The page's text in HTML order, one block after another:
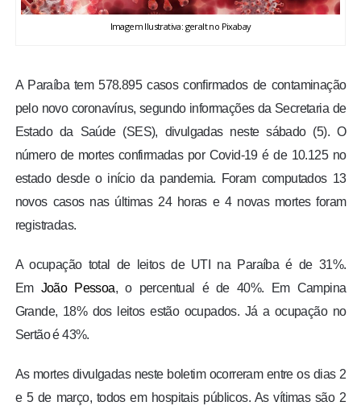
FOTOS
COLUNISTAS
Imagem Ilustrativa: geralt no Pixabay
A Paraíba tem 578.895 casos confirmados de contaminação
pelo novo coronavírus, segundo informações da Secretaria de
Estado da Saúde (SES), divulgadas neste sábado (5). O
número de mortes confirmadas por Covid-19 é de 10.125 no
estado desde o início da pandemia. Foram computados 13
novos casos nas últimas 24 horas e 4 novas mortes foram
registradas.
A ocupação total de leitos de UTI na Paraíba é de 31%.
Em João Pessoa, o percentual é de 40%. Em Campina
Grande, 18% dos leitos estão ocupados. Já a ocupação no
Sertão é 43%.
As mortes divulgadas neste boletim ocorreram entre os dias 2
e 5 de março, todos em hospitais públicos. As vítimas são 2